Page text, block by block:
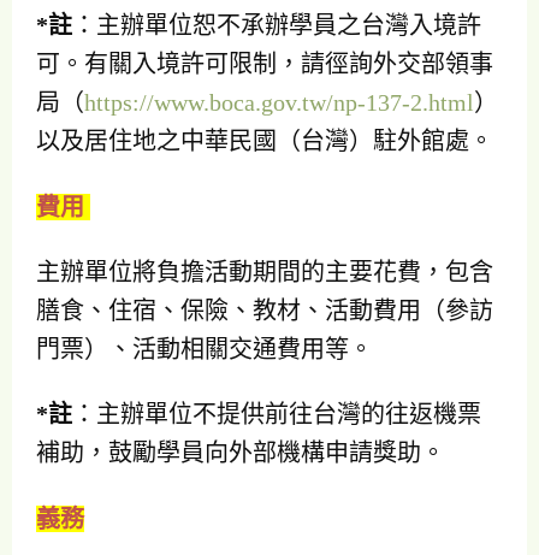
*註 ：主辦單位恕不承辦學員之台灣入境許
可。有關入境許可限制，請徑詢外交部領事
局（https://www.boca.gov.tw/np-137-2.html）
以及居住地之中華民國（台灣）駐外館處。
費用
主辦單位將負擔活動期間的主要花費，包含
膳食、住宿、保險、教材、活動費用（參訪
門票）、活動相關交通費用等。
*註 ：主辦單位不提供前往台灣的往返機票
補助，鼓勵學員向外部機構申請獎助。
義務